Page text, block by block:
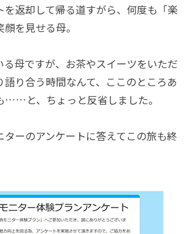
を返却して帰る道すがら、何度も「楽
を見せる母。
る母ですが、お茶やスイーツをいただ
語り合う時間なんて、ここのところあ
……と、ちょっと反省しました。
ターのアンケートに答えてこの旅も終